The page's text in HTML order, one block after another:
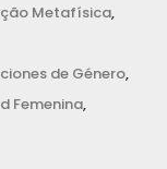
Metafísica,
de Género,
Femenina,